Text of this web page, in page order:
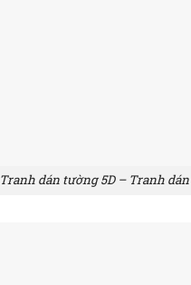
Tranh dán tường 5D – Tranh